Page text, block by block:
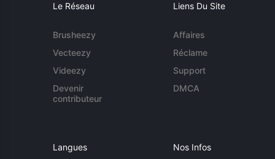
Le Réseau
Brusheezy
Vecteezy
Videezy
Devenir
contributeur
Liens Du Site
Affaires
Réclame
Support
DMCA
Langues Nos Infos